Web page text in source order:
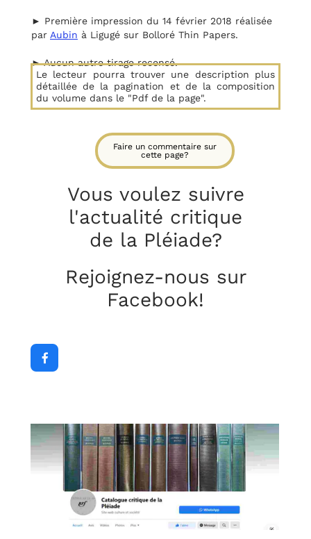
Le lecteur pourra trouver une description plus
détaillée de la pagination et de la composition
du volume dans le "Pdf de la page".
► Première impression du 14 février 2018 réalisée
par Aubin à Ligugé sur Bolloré Thin Papers.
► Aucun autre tirage recensé.
Faire un commentaire sur
cette page?
Vous voulez suivre
l'actualité critique
de la Pléiade?
Rejoignez-nous sur
Facebook!
